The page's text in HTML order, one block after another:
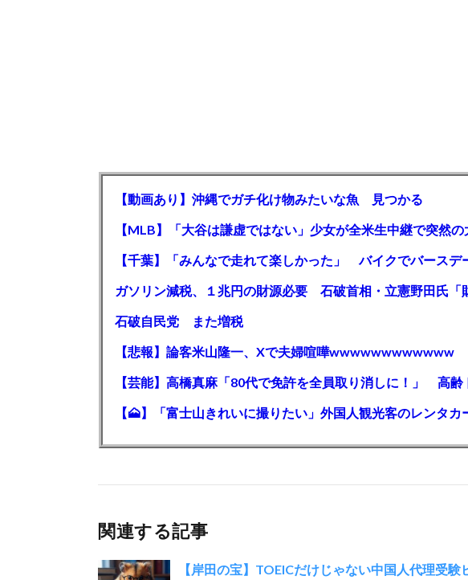
【動画あり】沖縄でガチ化け物みたいな魚 見つかる
石破自民党 また増税
【悲報】論客米山隆一、Xで夫婦喧嘩wwwwwwwwwwww
関連する記事
【岸田の宝】TOEICだけじゃない中国人代理受